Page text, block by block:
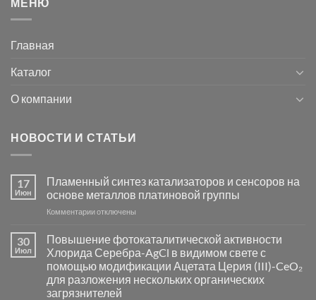
Главная
Каталог
О компании
НОВОСТИ И СТАТЬИ
17
Июн
Пламенный синтез катализаторов и сенсоров на
основе металлов платиновой группы
Комментариик
Пламенный
синтез
катализаторов
и
сенсоров
на
отключены
30
Июл
Повышение фотокаталитической активности
Хлорида Серебра-AgCl в видимом свете с
помощью модификации Ацетата Церия (III)-CeO₂
для разложения нескольких органических
загрязнителей